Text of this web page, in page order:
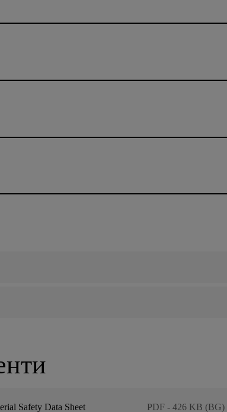
Safety Data Sheet PDF - 426 KB (BG)